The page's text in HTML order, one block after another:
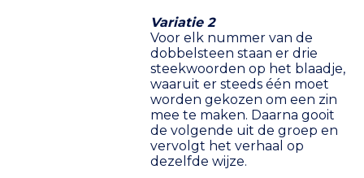
Variatie 2
Voor elk nummer van de
dobbelsteen staan er drie
steekwoorden op het blaadje,
waaruit er steeds één moet
worden gekozen om een zin
mee te maken. Daarna gooit
de volgende uit de groep en
vervolgt het verhaal op
dezelfde wijze.